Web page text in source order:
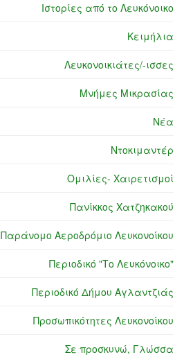
Ιστορίες από το Λευκόνοικο
Κειμήλια
Λευκονοικιάτες/-ισσες
Μνήμες Μικρασίας
Νέα
Ντοκιμαντέρ
Ομιλίες- Χαιρετισμοί
Πανίκκος Χατζηκακού
Παράνομο Αεροδρόμιο Λευκονοίκου
Περιοδικό "Το Λευκόνοικο"
Περιοδικό Δήμου Αγλαντζιάς
Προσωπικότητες Λευκονοίκου
Σε προσκυνώ, Γλώσσα